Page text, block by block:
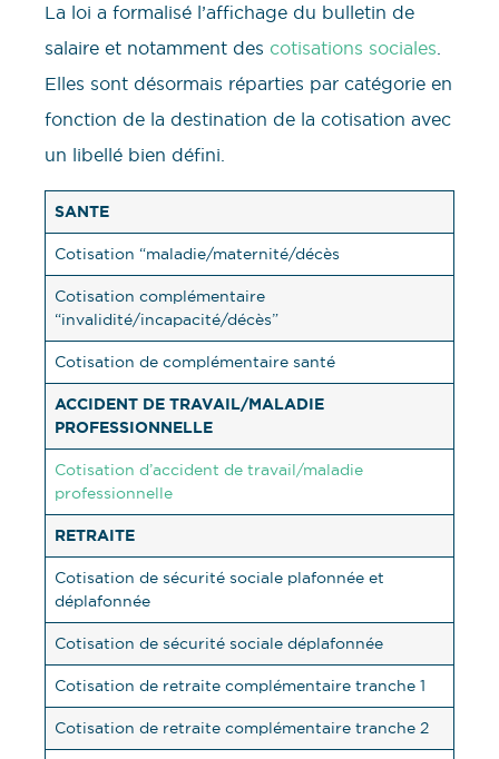
La loi a formalisé l’affichage du bulletin de
salaire et notamment des cotisations sociales.
Elles sont désormais réparties par catégorie en
fonction de la destination de la cotisation avec
un libellé bien défini.
SANTE
Cotisation “maladie/maternité/décès
Cotisation complémentaire
“invalidité/incapacité/décès”
Cotisation de complémentaire santé
ACCIDENT DE TRAVAIL/MALADIE
PROFESSIONNELLE
Cotisation d’accident de travail/maladie
professionnelle
RETRAITE
Cotisation de sécurité sociale plafonnée et
déplafonnée
Cotisation de sécurité sociale déplafonnée
Cotisation de retraite complémentaire tranche 1
Cotisation de retraite complémentaire tranche 2